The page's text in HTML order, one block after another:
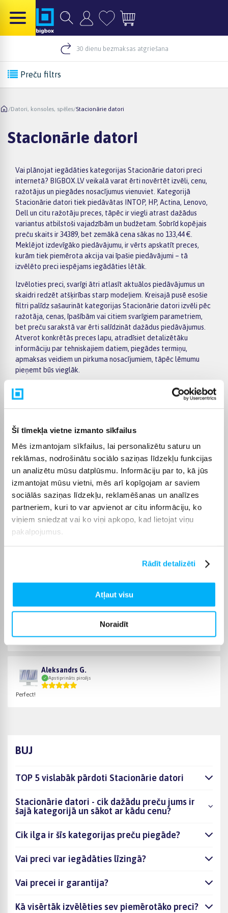
Šī tīmekļa vietne izmanto sīkfailus
Mēs izmantojam sīkfailus, lai personalizētu saturu un
reklāmas, nodrošinātu sociālo saziņas līdzekļu funkcijas
un analizētu mūsu datplūsmu. Informāciju par to, kā jūs
izmantojat mūsu vietni, mēs arī kopīgojam ar saviem
sociālās saziņas līdzekļu, reklamēšanas un analīzes
partneriem, kuri to var apvienot ar citu informāciju, ko
viņiem sniedzat vai ko viņi apkopo, kad lietojat viņu
pakalpojumus.
Rādīt detalizēti
Atļaut visu
Noraidīt
30 dienu bezmaksas atgriešana
Preču filtrs
/Datori, konsoles, spēles/Stacionārie datori
Stacionārie datori
Vai plānojat iegādāties kategorijas Stacionārie datori preci
internetā? BIGBOX.LV veikalā varat ērti novērtēt izvēli, cenu,
ražotājus un piegādes nosacījumus vienuviet. Kategorijā
Stacionārie datori tiek piedāvātas INTOP, HP, Actina, Lenovo,
Dell un citu ražotāju preces, tāpēc ir viegli atrast dažādus
variantus atbilstoši vajadzībām un budžetam. Šobrīd kopējais
preču skaits ir 34389, bet zemākā cena sākas no 133,44 €.
Meklējot izdevīgāko piedāvājumu, ir vērts apskatīt preces,
kurām tiek piemērota akcija vai īpašie piedāvājumi – tā
izvēlēto preci iespējams iegādāties lētāk.
Izvēloties preci, svarīgi ātri atlasīt aktuālos piedāvājumus un
skaidri redzēt atšķirības starp modeļiem. Kreisajā pusē esošie
filtri palīdz sašaurināt kategorijas Stacionārie datori izvēli pēc
ražotāja, cenas, īpašībām vai citiem svarīgiem parametriem,
bet preču sarakstā var ērti salīdzināt dažādus piedāvājumus.
Atverot konkrētās preces lapu, atradīsiet detalizētāku
informāciju par tehniskajiem datiem, piegādes termiņu,
apmaksas veidiem un pirkuma nosacījumiem, tāpēc lēmumu
pieņemt būs vieglāk.
Lielākas vērtības pirkumiem BIGBOX.LV piedāvā ērtu apmaksu
pa daļām – par pirkumu iespējams norēķināties 6 vienādos
Latvijā: piegāde uz pakomātiem maksā no 2,99 €, bet
kurjera piegādes cena sākas no 3,99 €. Precīzs katras preces
piegādes termiņš tiek norādīts konkrētās preces lapā.
Izvēloties piemērotu preci no kategorijas Stacionārie datori,
varēsiet saņemt pasūtījumu jums ērtā veidā. BIGBOX.LV
parūpēsies, lai izvēlētā prece tiktu piegādāta norādītajā
termiņā un pirkumu internetā varētu saņemt bez liekas
kavēšanās.
Pircēju atsauksmes par precēm
Raimondas Č.
Viss kārtīgi sakomplektēts. Tikai nenovirziet uz pakomātu.
Aleksandrs G.
Apstiprināts pircējs
Perfect!
BUJ
TOP 5 vislabāk pārdoti Stacionārie datori
Stacionārie datori - cik dažādu preču jums ir
šajā kategorijā un sākot ar kādu cenu?
Cik ilga ir šīs kategorijas preču piegāde?
Vai preci var iegādāties līzingā?
Vai precei ir garantija?
Kā visērtāk izvēlēties sev piemērotāko preci?